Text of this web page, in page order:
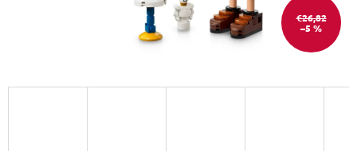
€26,82
–5 %